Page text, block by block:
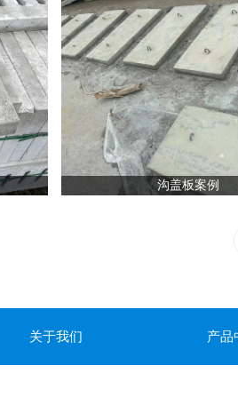
沟盖板案例
关于我们 产品